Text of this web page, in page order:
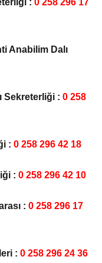
: 0 258 296 17
Anabilim Dalı
Sekreterliği : 0 258
: 0 258 296 42 18
: 0 258 296 42 10
: 0 258 296 17
: 0 258 296 24 36